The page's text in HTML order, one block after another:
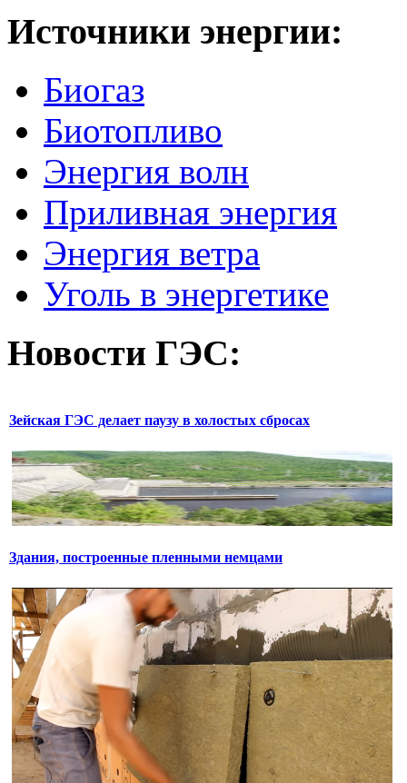
Источники энергии:
Биогаз
Биотопливо
Энергия волн
Приливная энергия
Энергия ветра
Уголь в энергетике
Новости ГЭС:
Зейская ГЭС делает паузу в холостых сбросах
Здания, построенные пленными немцами